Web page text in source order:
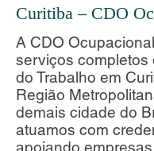
Curitiba – CDO
A CDO
serviços completos
do Trabalho em
Região
demais cidade do
atuamos com
apoiando